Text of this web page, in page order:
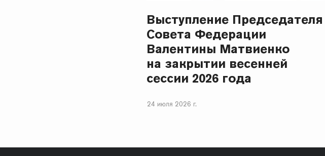
Выступление Председателя
Совета Федерации
Валентины Матвиенко
на закрытии весенней
сессии 2026 года
24 июля 2026 г.